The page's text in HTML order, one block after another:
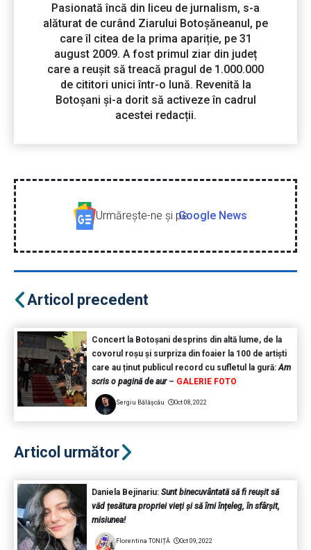
Pasionată încă din liceu de jurnalism, s-a
alăturat de curând Ziarului Botoșăneanul, pe
care îl citea de la prima apariție, pe 31
august 2009. A fost primul ziar din județ
care a reușit să treacă pragul de 1.000.000
de cititori unici într-o lună. Revenită la
Botoșani și-a dorit să activeze în cadrul
acestei redacții.
Urmăreşte-ne şi peGoogle News
Articol precedent
Concert la Botoșani desprins din altă lume, de la
covorul roșu și surpriza din foaier la 100 de artiști
care au ținut publicul record cu sufletul la gură:Am
scris o pagină de aur– GALERIE FOTO
Sergiu Bălășcău Oct 08, 2022
Articol următor
Daniela Bejinariu:Sunt binecuvântată să fi reușit să
văd țesătura propriei vieți și să îmi înțeleg, în sfârșit,
misiunea!
Florentina TONIȚĂ Oct 09, 2022